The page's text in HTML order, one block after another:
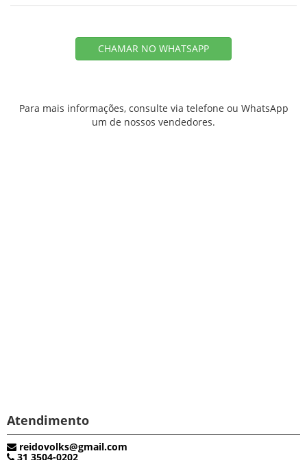
CHAMAR NO WHATSAPP
Para mais informações, consulte via telefone ou WhatsApp
um de nossos vendedores.
Atendimento
reidovolks@gmail.com
31 3504-0202